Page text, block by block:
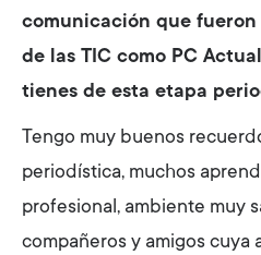
comunicación que
de las TIC como PC
tienes de esta etapa
Tengo muy buenos
periodística, muchos
profesional, ambiente muy
compañeros y amigos cuya